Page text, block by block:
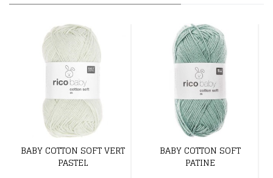
BABY COTTON SOFT VERT
PASTEL
BABY COTTON SOFT
PATINE